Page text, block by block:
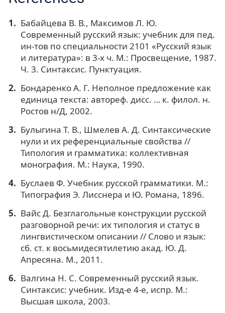
Бабайцева В. В., Максимов Л. Ю.
Современный русский язык: учебник для пед.
ин-тов по специальности 2101 «Русский язык
и литература»: в 3-х ч. М.: Просвещение, 1987.
Ч. 3. Синтаксис. Пунктуация.
Бондаренко А. Г. Неполное предложение как
единица текста: автореф. дисс. … к. филол. н.
Ростов н/Д, 2002.
Булыгина Т. В., Шмелев А. Д. Синтаксические
нули и их референциальные свойства //
Типология и грамматика: коллективная
монография. М.: Наука, 1990.
Буслаев Ф. Учебник русской грамматики. М.:
Типография Э. Лисснера и Ю. Романа, 1896.
Вайс Д. Безглагольные конструкции русской
разговорной речи: их типология и статус в
лингвистическом описании // Слово и язык:
сб. ст. к восьмидесятилетию акад. Ю. Д.
Апресяна. М., 2011.
Валгина Н. С. Современный русский язык.
Синтаксис: учебник. Изд-е 4-е, испр. М.:
Высшая школа, 2003.